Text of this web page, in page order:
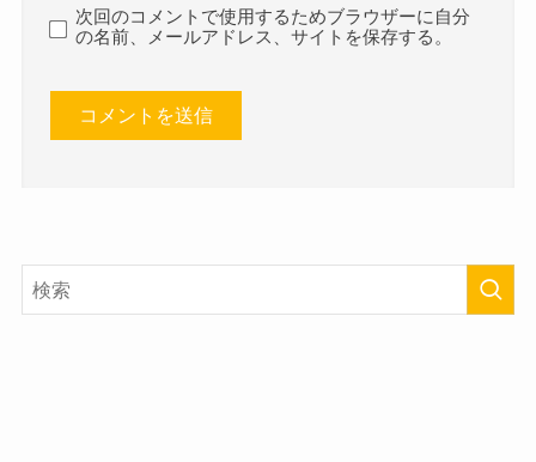
次回のコメントで使用するためブラウザーに自分
の名前、メールアドレス、サイトを保存する。